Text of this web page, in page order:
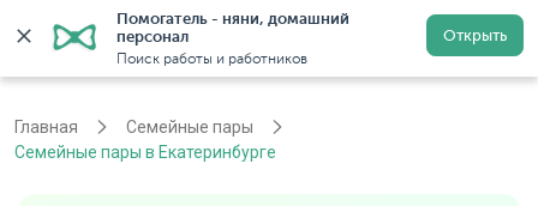
Помогатель - няни, домашний
персонал
Поиск работы и работников
Открыть
Екатеринбург Регистрация
Главная
Семейные пары
Семейные пары в Екатеринбурге